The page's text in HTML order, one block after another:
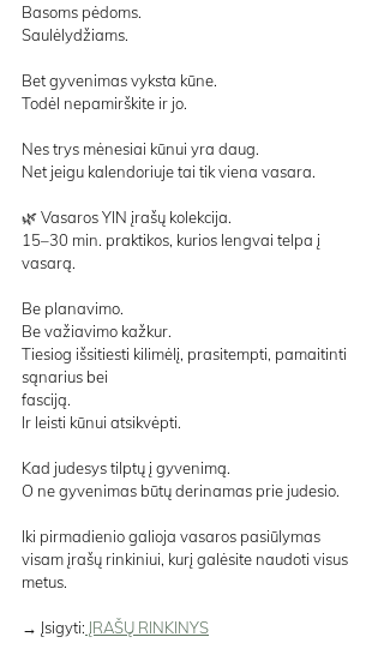
Basoms pėdoms.
Saulėlydžiams.
Bet gyvenimas vyksta kūne.
Todėl nepamirškite ir jo.
Nes trys mėnesiai kūnui yra daug.
Net jeigu kalendoriuje tai tik viena vasara.
🌿 Vasaros YIN įrašų kolekcija.
15–30 min. praktikos, kurios lengvai telpa į
vasarą.
Be planavimo.
Be važiavimo kažkur.
Tiesiog išsitiesti kilimėlį, prasitempti, pamaitinti
sąnarius bei
fasciją.
Ir leisti kūnui atsikvėpti.
Kad judesys tilptų į gyvenimą.
O ne gyvenimas būtų derinamas prie judesio.
Iki pirmadienio galioja vasaros pasiūlymas
visam įrašų rinkiniui, kurį galėsite naudoti visus
metus.
→ Įsigyti: ĮRAŠŲ RINKINYS